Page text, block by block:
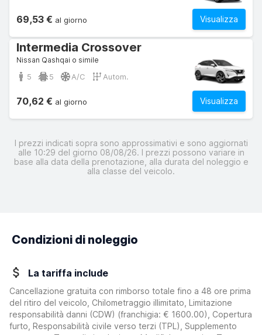
Visualizza
69,53 € al giorno
Intermedia Crossover
Nissan Qashqai o simile
5 5 A/C Autom.
Visualizza
70,62 € al giorno
I prezzi indicati sopra sono approssimativi e sono aggiornati
alle 10:29 del giorno 08/08/26. I prezzi possono variare in
base alla data della prenotazione, alla durata del noleggio e
alla classe del veicolo.
Condizioni di noleggio
La tariffa include
Cancellazione gratuita con rimborso totale fino a 48 ore prima
del ritiro del veicolo, Chilometraggio illimitato, Limitazione
responsabilità danni (CDW) (franchigia: € 1600.00)
, Copertura
furto, Responsabilità civile verso terzi (TPL), Supplemento